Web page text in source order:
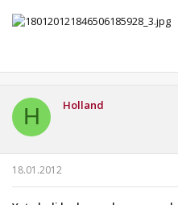
H Holland
18.01.2012